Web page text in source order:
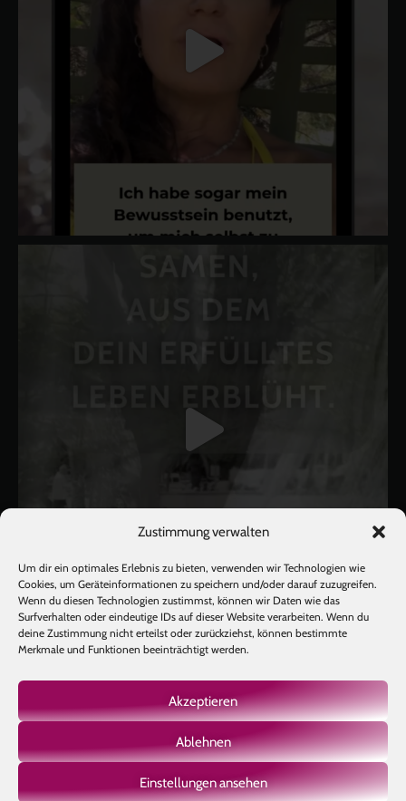
Zustimmung verwalten
Um dir ein optimales Erlebnis zu bieten, verwenden wir Technologien wie
Cookies, um Geräteinformationen zu speichern und/oder darauf zuzugreifen.
Wenn du diesen Technologien zustimmst, können wir Daten wie das
Surfverhalten oder eindeutige IDs auf dieser Website verarbeiten. Wenn du
deine Zustimmung nicht erteilst oder zurückziehst, können bestimmte
Merkmale und Funktionen beeinträchtigt werden.
Akzeptieren
Ablehnen
Einstellungen ansehen
Mehr laden Auf Instagram folgen
Copyright © 2026 BIOTIC INSTITUTE |Impressum|Datenschutz
|AGB|